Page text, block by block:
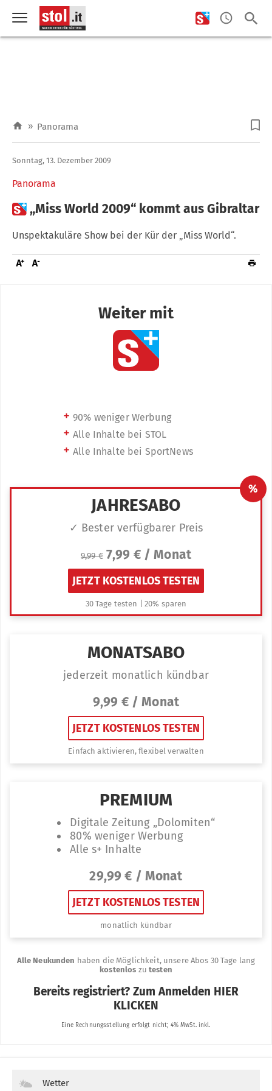
» Panorama
Panorama
Sonntag, 13. Dezember 2009
„Miss World 2009“ kommt aus Gibraltar
Unspektakuläre Show bei der Kür der „Miss World“.
Wetter